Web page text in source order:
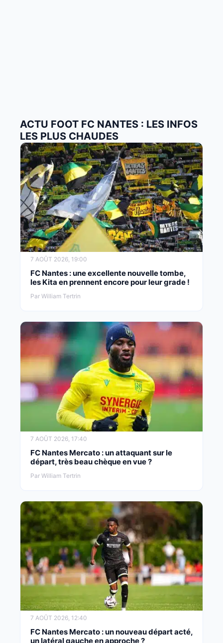
ACTU FOOT FC NANTES : LES INFOS
LES PLUS CHAUDES
7 AOÛT 2026, 19:00
FC Nantes : une excellente nouvelle tombe,
les Kita en prennent encore pour leur grade !
Par William Tertrin
7 AOÛT 2026, 17:40
FC Nantes Mercato : un attaquant sur le
départ, très beau chèque en vue ?
Par William Tertrin
7 AOÛT 2026, 12:40
FC Nantes Mercato : un nouveau départ acté,
un latéral gauche en approche ?